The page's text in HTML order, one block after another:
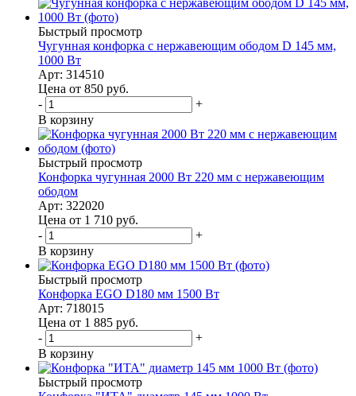
Быстрый просмотр
Чугунная конфорка с нержавеющим ободом D 145 мм,
1000 Вт
Арт: 314510
Цена от 850 руб.
-
+
В корзину
Быстрый просмотр
Конфорка чугунная 2000 Вт 220 мм с нержавеющим
ободом
Арт: 322020
Цена от 1 710 руб.
-
+
В корзину
Быстрый просмотр
Конфорка EGO D180 мм 1500 Вт
Арт: 718015
Цена от 1 885 руб.
-
+
В корзину
Быстрый просмотр